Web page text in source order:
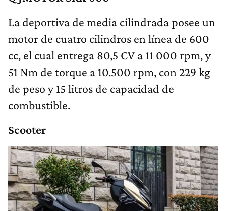
La deportiva de media cilindrada posee un
motor de cuatro cilindros en línea de 600
cc, el cual entrega 80,5 CV a 11 000 rpm, y
51 Nm de torque a 10.500 rpm, con 229 kg
de peso y 15 litros de capacidad de
combustible.
Scooter